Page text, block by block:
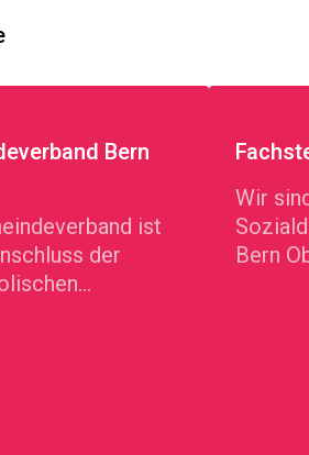
Bern
ist
der
Wir
Bern